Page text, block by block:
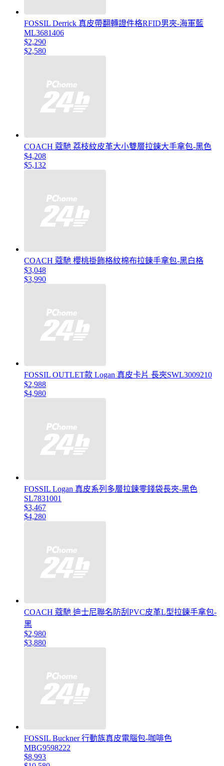
FOSSIL Derrick 真皮帶翻轉證件格RFID男夾-海軍藍
ML3681406
$2,290
$2,580
COACH 蔻馳 荔枝紋皮革大小雙層拉鍊大手拿包-黑色
$4,208
$5,132
COACH 蔻馳 櫻桃掛飾格紋棉布拉鍊手拿包-黑白格
$3,048
$3,990
FOSSIL OUTLET款 Logan 真皮卡片 長夾SWL3009210
$2,988
$4,980
FOSSIL Logan 真皮系列多層拉鍊零錢袋長夾-黑色
SL7831001
$3,467
$4,280
COACH 蔻馳 迪士尼聯名防刮PVC皮革L型拉鍊手拿包-
黑
$2,980
$3,880
FOSSIL Buckner 行動族真皮電腦包-咖啡色
MBG9598222
$8,993